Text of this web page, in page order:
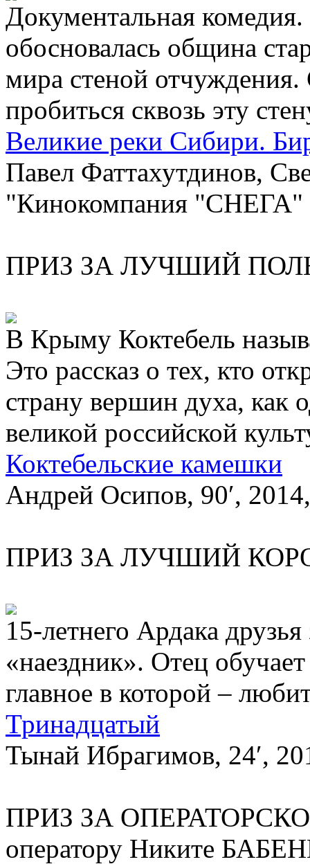
Документальная
обосновалась община
мира стеной отчуждения.
пробиться сквозь эту
Великие реки Сибири.
Павел Фаттахутдинов,
"Кинокомпания "СНЕГА"
ПРИЗ ЗА ЛУЧШИЙ
В Крыму Коктебель
Это рассказ о тех, кто
страну вершин духа, как
великой российской
Коктебельские камeшки
Андрей Осипов, 90′,
ПРИЗ ЗА ЛУЧШИЙ
15-летнего Ардака
«наездник». Отец
главное в которой –
Тринадцатый
Тынай Ибрагимов, 24′,
ПРИЗ ЗА
оператору Никите